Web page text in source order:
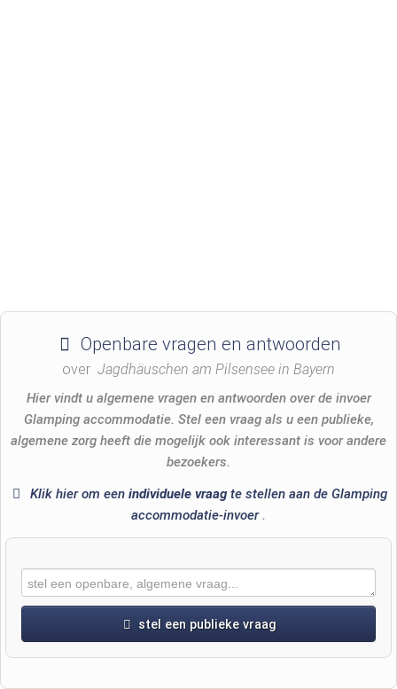
Openbare vragen en antwoorden
over Jagdhäuschen am Pilsensee in Bayern
Hier vindt u algemene vragen en antwoorden over de invoer
Glamping accommodatie. Stel een vraag als u een publieke,
algemene zorg heeft die mogelijk ook interessant is voor andere
bezoekers.
Klik hier om een​​individuele vraagte stellen aan de Glamping
accommodatie-invoer.
stel een publieke vraag